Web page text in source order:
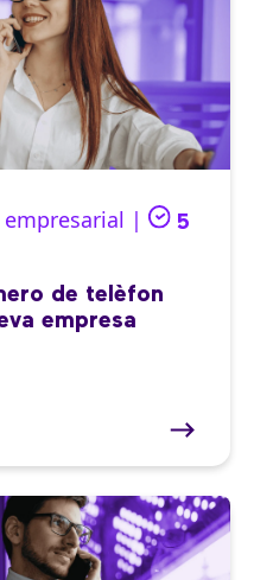
|
5
de telèfon
empresa